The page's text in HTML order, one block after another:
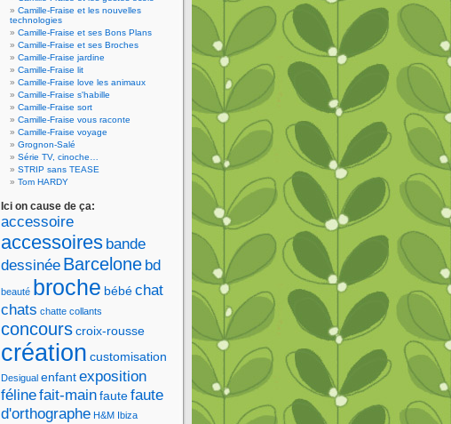
Camille-Fraise et les nouvelles
technologies
Camille-Fraise et ses Bons Plans
Camille-Fraise et ses Broches
Camille-Fraise jardine
Camille-Fraise lit
Camille-Fraise love les animaux
Camille-Fraise s'habille
Camille-Fraise sort
Camille-Fraise vous raconte
Camille-Fraise voyage
Grognon-Salé
Série TV, cinoche…
STRIP sans TEASE
Tom HARDY
Ici on cause de ça:
accessoire
accessoires bande
dessinée Barcelone bd
beauté broche bébéchat
chats chatte collants
concourscroix-rousse
création customisation
Desigual enfantexposition
félinefait-mainfautefaute
d'orthographe H&M Ibiza